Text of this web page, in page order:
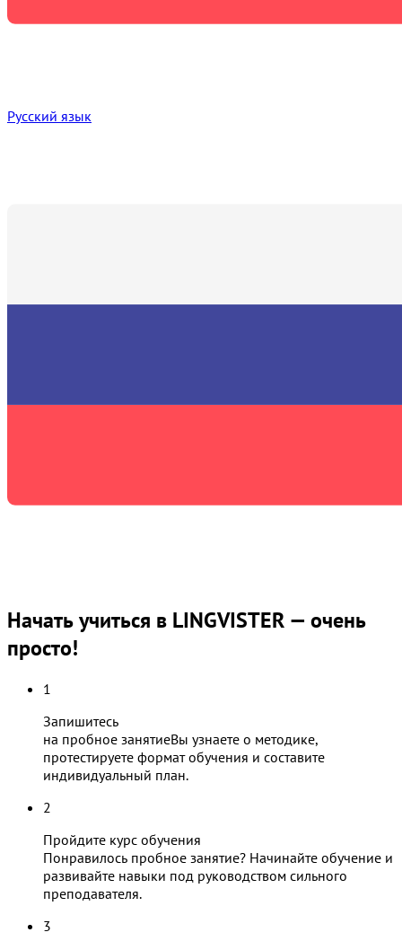
Русский язык
Начать учиться в LINGVISTER — очень
просто!
1
Запишитесь
на пробное занятиеВы узнаете о методике,
протестируете формат обучения и составите
индивидуальный план.
2
Пройдите курс обучения
Понравилось пробное занятие? Начинайте обучение и
развивайте навыки под руководством сильного
преподавателя.
3